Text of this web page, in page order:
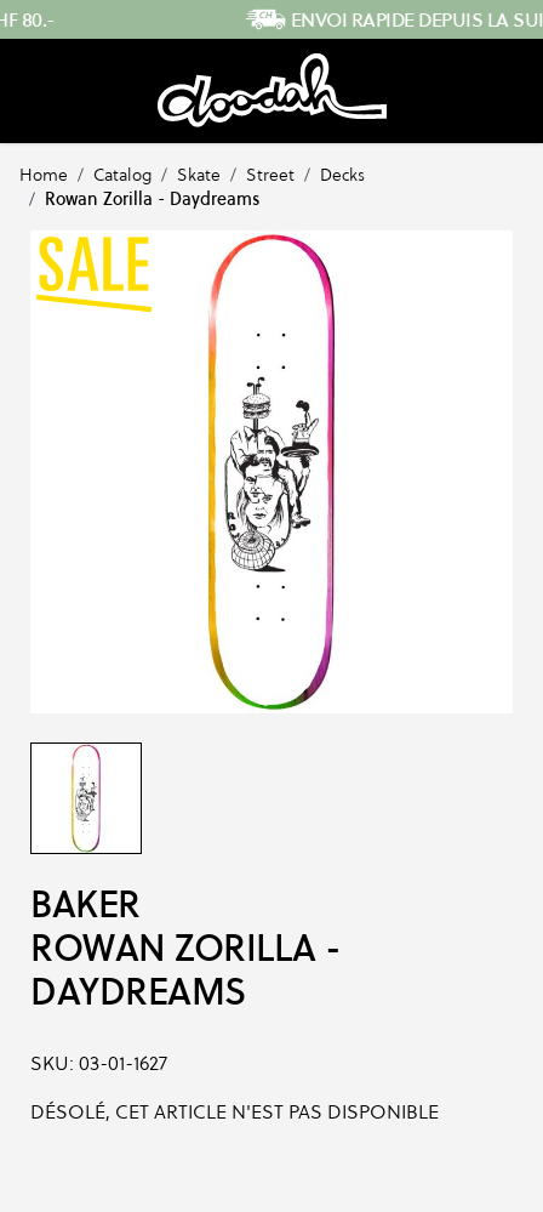
Skip to Content
ENVOI RAPIDE DEPUIS LA SUISSE
Home / Catalog / Skate / Street / Decks
/ Rowan Zorilla - Daydreams
BAKER
ROWAN ZORILLA -
DAYDREAMS
SKU: 03-01-1627
DÉSOLÉ, CET ARTICLE N'EST PAS DISPONIBLE